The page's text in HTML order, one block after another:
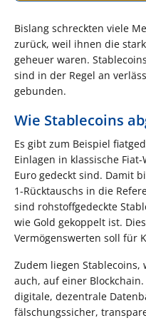
Bislang schreckten viele
zurück, weil ihnen die
geheuer waren.
sind in der Regel an
gebunden.
Wie Stablecoins
Es gibt zum Beispiel
Einlagen in klassische
Euro gedeckt sind. Damit
1-Rücktauschs in die
sind rohstoffgedeckte
wie Gold gekoppelt ist.
Vermögenswerten soll für
Zudem liegen
auch, auf einer
digitale, dezentrale
fälschungssicher,